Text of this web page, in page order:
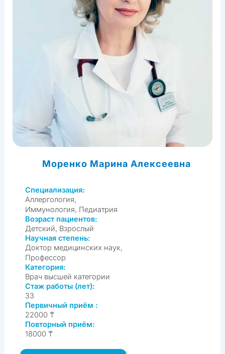
Моренко Марина Алексеевна
Специализация:
Аллергология,
Иммунология, Педиатрия
Возраст пациентов:
Детский, Взрослый
Научная степень:
Доктор медицинских наук,
Профессор
Категория:
Врач высшей категории
Стаж работы (лет):
33
Первичный приём :
22000 ₸
Повторный приём:
18000 ₸